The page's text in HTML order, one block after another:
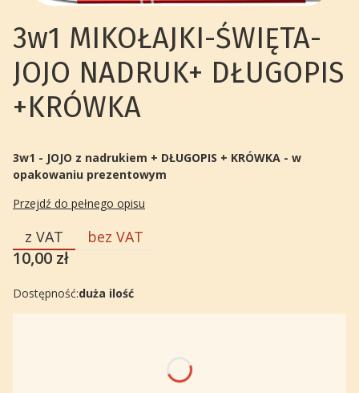
3w1 MIKOŁAJKI-ŚWIĘTA-
JOJO NADRUK+ DŁUGOPIS
+KRÓWKA
3w1 - JOJO z nadrukiem + DŁUGOPIS + KRÓWKA - w
opakowaniu prezentowym
Przejdź do pełnego opisu
z VAT bez VAT
Cena
10,00 zł
Dostępność:duża ilość